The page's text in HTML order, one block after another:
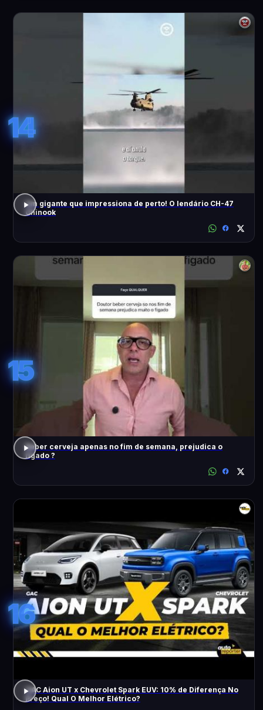
14
Um gigante que impressiona de perto! O lendário CH-47
Chinook
15
Beber cerveja apenas no fim de semana, prejudica o
fígado ?
16
GAC Aion UT x Chevrolet Spark EUV: 10% de Diferença No
Preço! Qual O Melhor Elétrico?